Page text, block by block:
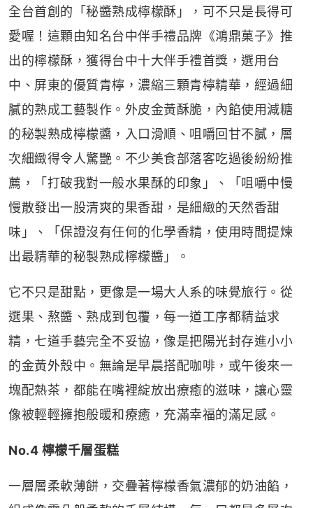
全台首創的「秘醬熟成檸檬酥」，可不只是長得可
愛喔！這顆由知名台中伴手禮品牌《鴻鼎菓子》推
出的檸檬酥，獲得台中十大伴手禮首獎，選用台
中、屏東的優質青檸，濃縮三顆青檸精華，經過細
膩的熟成工藝製作。外皮金黃酥脆，內餡使用減糖
的秘製熟成檸檬醬，入口滑順、咀嚼回甘不膩，層
次細緻得令人驚艷。不少美食部落客吃過後紛紛推
薦，「打破我對一般水果酥的印象」、「咀嚼中慢
慢散發出一股清爽的果香甜，是細緻的天然香甜
味」、「保證沒有任何的化學香精，使用時間提煉
出最精華的秘製熟成檸檬醬」。
它不只是甜點，更像是一場大人系的味覺旅行。從
選果、熬醬、熟成到包覆，每一道工序都精益求
精，七道手藝完全不妥協，像是把陽光封存進小小
的金黃外殼中。無論是早晨搭配咖啡，或午後來一
塊配熱茶，都能在嘴裡綻放出療癒的滋味，讓心靈
像被輕輕擁抱般暖和療癒，充滿幸福的滿足感。
No.4 檸檬千層蛋糕
一層層柔軟薄餅，交疊著檸檬香氣濃郁的奶油餡，